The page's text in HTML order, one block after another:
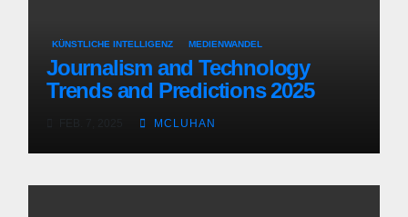
KÜNSTLICHE INTELLIGENZ MEDIENWANDEL
Journalism and Technology
Trends and Predictions 2025
MCLUHAN